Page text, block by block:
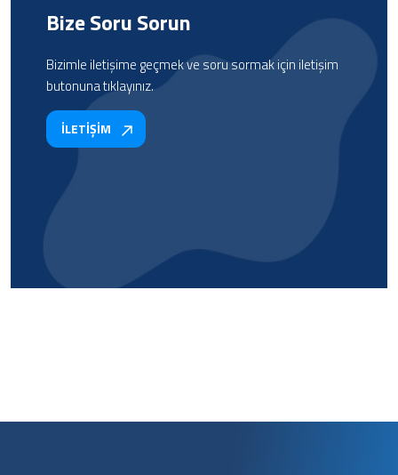
Bize Soru Sorun
Bizimle iletişime geçmek ve soru sormak için iletişim
butonuna tıklayınız.
İLETİŞİM